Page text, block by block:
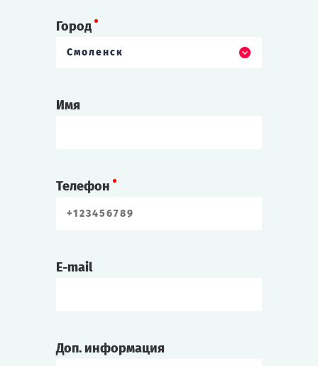
Город
Смоленск
Имя
Телефон
E-mail
Доп. информация